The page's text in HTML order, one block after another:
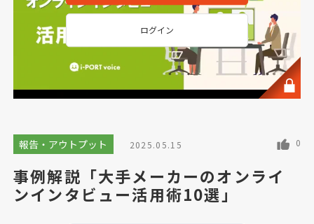
ログイン
報告・アウトプット 2025.05.15 0
事例解説「大手メーカーのオンライ
ンインタビュー活用術10選」